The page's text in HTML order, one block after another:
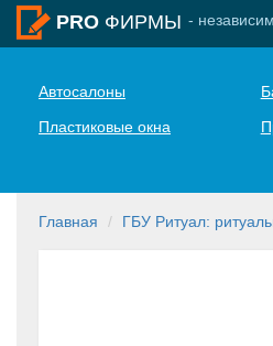
PRO ФИРМЫ -
Автосалоны
Пластиковые окна
Главная ГБУ Ритуал: